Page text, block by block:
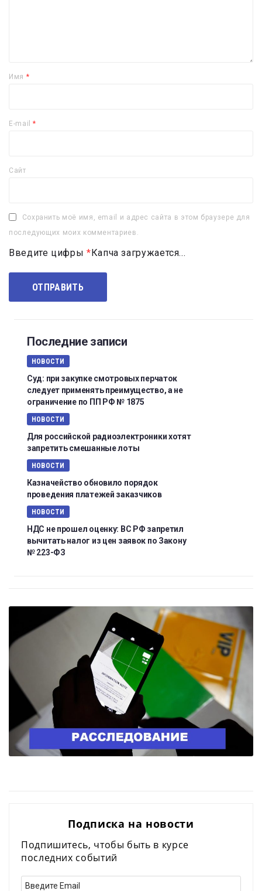
Имя *
E-mail*
Сайт
Сохранить моё имя, email и адрес сайта в этом браузере для
последующих моих комментариев.
Введите цифры *Капча загружается...
Последние записи
НОВОСТИ
Суд: при закупке смотровых перчаток
следует применять преимущество, а не
ограничение по ПП РФ № 1875
НОВОСТИ
Для российской радиоэлектроники хотят
запретить смешанные лоты
НОВОСТИ
Казначейство обновило порядок
проведения платежей заказчиков
НОВОСТИ
НДС не прошел оценку: ВС РФ запретил
вычитать налог из цен заявок по Закону
№ 223-ФЗ
Подписка на новости
Подпишитесь, чтобы быть в курсе
последних событий